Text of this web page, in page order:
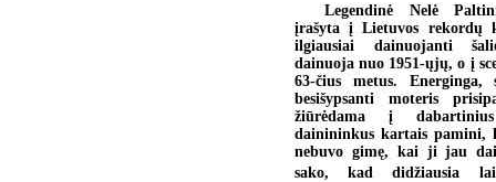
Legendinė Nelė
įrašyta į Lietuvos rekordų
ilgiausiai dainuojanti
dainuoja nuo 1951-ųjų, o į
63-čius metus. Energinga,
besišypsanti moteris
žiūrėdama į
dainininkus kartais pamini,
nebuvo gimę, kai ji jau
sako, kad didžiausia